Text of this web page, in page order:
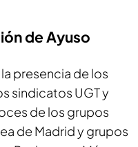
de Ayuso
presencia de los
sindicatos UGT y
de los grupos
de Madrid y grupos